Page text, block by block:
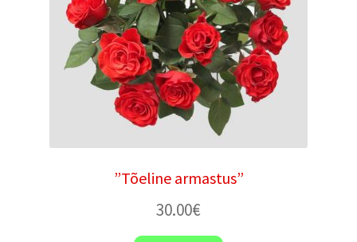
”Tõeline armastus”
30.00€